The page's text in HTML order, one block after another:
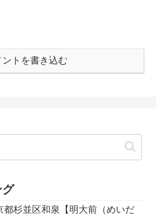
ントを書き込む
グ
都杉並区和泉【明大前（めいだ